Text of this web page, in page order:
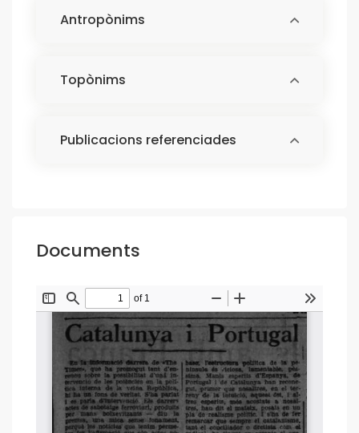
Antropònims
Topònims
Publicacions referenciades
Documents